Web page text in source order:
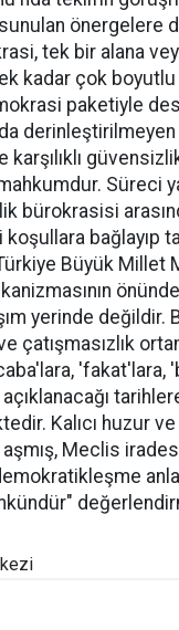
sunulan önergelere
tek bir alana
kadar çok boyutlu
paketiyle
karşılıklı
Süreci
bürokrasisi
koşullara bağlayıp
Büyük Millet
yerinde değildir.
çatışmasızlık
'fakat'lara,
açıklanacağı
Kalıcı huzur
Meclis